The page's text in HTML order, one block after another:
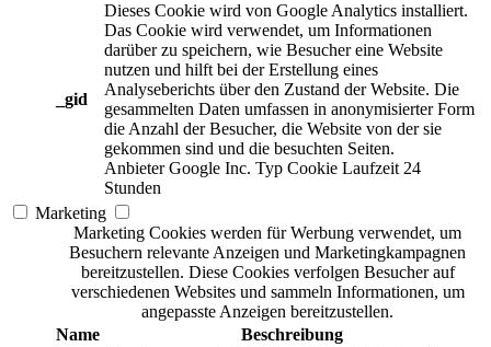
_gid
Dieses Cookie wird von Google Analytics installiert.
Das Cookie wird verwendet, um Informationen
darüber zu speichern, wie Besucher eine Website
nutzen und hilft bei der Erstellung eines
Analyseberichts über den Zustand der Website. Die
gesammelten Daten umfassen in anonymisierter Form
die Anzahl der Besucher, die Website von der sie
gekommen sind und die besuchten Seiten.
Anbieter Google Inc. Typ Cookie Laufzeit 24
Stunden
Marketing
Marketing Cookies werden für Werbung verwendet, um
Besuchern relevante Anzeigen und Marketingkampagnen
bereitzustellen. Diese Cookies verfolgen Besucher auf
verschiedenen Websites und sammeln Informationen, um
angepasste Anzeigen bereitzustellen.
Name
Beschreibung